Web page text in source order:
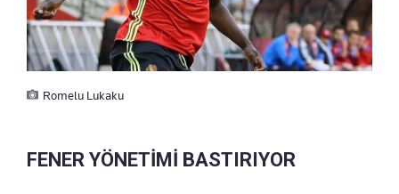
Romelu Lukaku
FENER YÖNETİMİ BASTIRIYOR